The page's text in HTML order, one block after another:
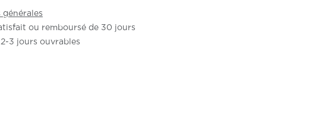
ou remboursé de 30 jours
3 jours ouvrables